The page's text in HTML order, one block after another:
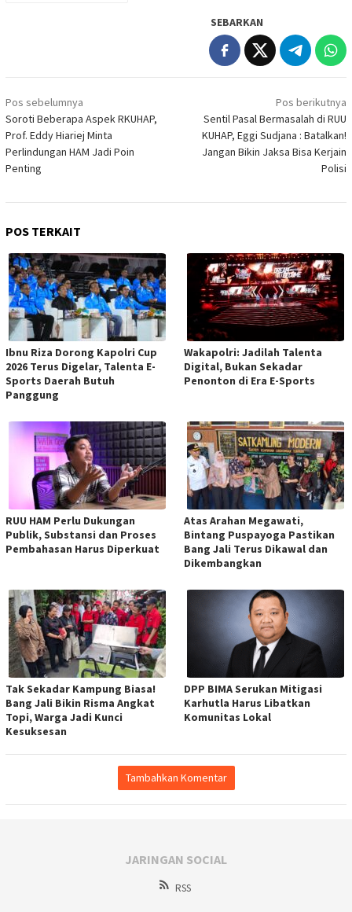
SEBARKAN
Navigasi
pos
Pos sebelumnya
Soroti Beberapa Aspek RKUHAP,
Prof. Eddy Hiariej Minta
Perlindungan HAM Jadi Poin
Penting
Pos berikutnya
Sentil Pasal Bermasalah di RUU
KUHAP, Eggi Sudjana : Batalkan!
Jangan Bikin Jaksa Bisa Kerjain
Polisi
POS TERKAIT
Ibnu Riza Dorong Kapolri Cup
2026 Terus Digelar, Talenta E-
Sports Daerah Butuh
Panggung
Wakapolri: Jadilah Talenta
Digital, Bukan Sekadar
Penonton di Era E-Sports
RUU HAM Perlu Dukungan
Publik, Substansi dan Proses
Pembahasan Harus Diperkuat
Atas Arahan Megawati,
Bintang Puspayoga Pastikan
Bang Jali Terus Dikawal dan
Dikembangkan
Tak Sekadar Kampung Biasa!
Bang Jali Bikin Risma Angkat
Topi, Warga Jadi Kunci
Kesuksesan
DPP BIMA Serukan Mitigasi
Karhutla Harus Libatkan
Komunitas Lokal
Tambahkan Komentar
JARINGAN SOCIAL
RSS